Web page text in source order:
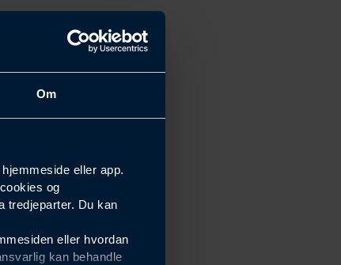
Om
eller app.
og
tredjeparter. Du kan
eller hvordan
kan behandle